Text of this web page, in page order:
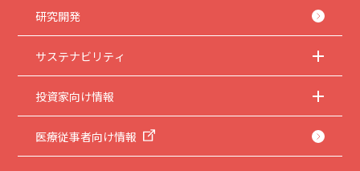
研究開発
サステナビリティ
投資家向け情報
医療従事者向け情報